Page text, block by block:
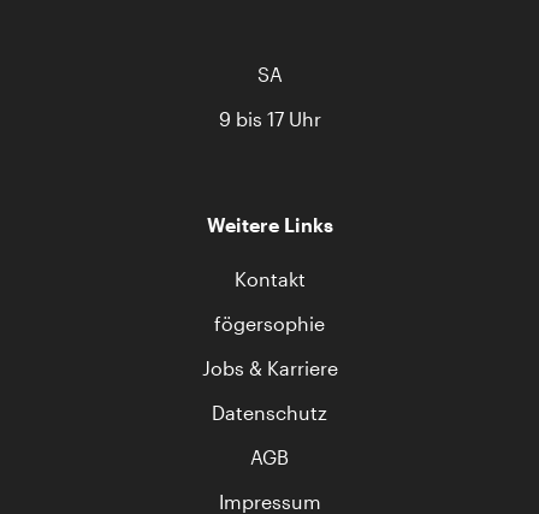
SA
9 bis 17 Uhr
Weitere Links
Kontakt
fögersophie
Jobs & Karriere
Datenschutz
AGB
Impressum